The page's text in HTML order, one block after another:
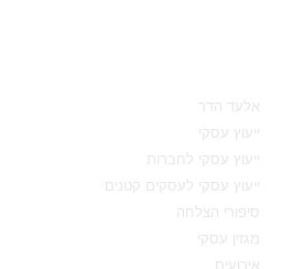
אלעד הדר
ייעוץ עסקי
ייעוץ עסקי לחברות
ייעוץ עסקי לעסקים קטנים
סיפורי הצלחה
מגזין עסקי
אירועים